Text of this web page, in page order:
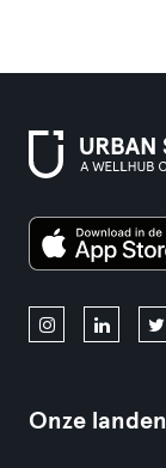
Onze landen